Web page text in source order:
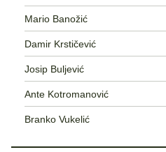
Mario Banožić
Damir Krstičević
Josip Buljević
Ante Kotromanović
Branko Vukelić